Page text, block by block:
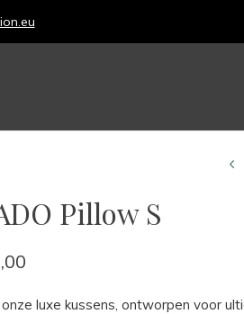
Pillow S
luxe kussens, ontworpen voor